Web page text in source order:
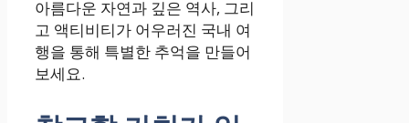
아름다운 자연과 깊은 역사, 그리
고 액티비티가 어우러진 국내 여
행을 통해 특별한 추억을 만들어
보세요.